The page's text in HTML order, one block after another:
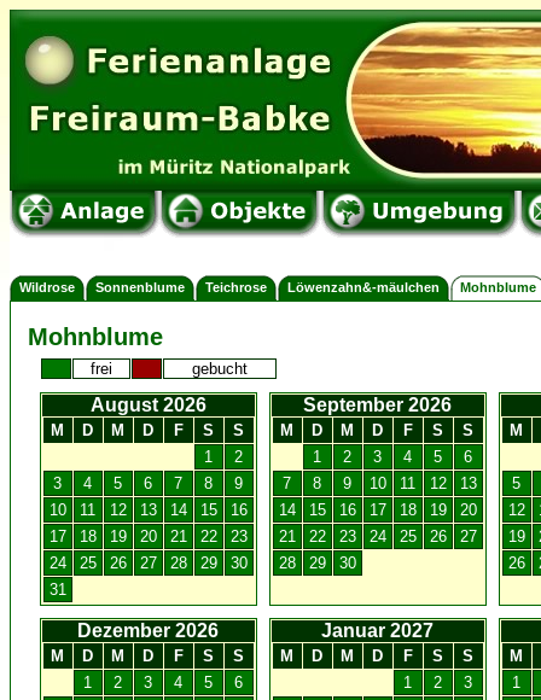
Wildrose Sonnenblume Teichrose Löwenzahn&-mäulchen Mohnblume
Mohnblume
frei gebucht
August 2026
M D M D F S
S
1
2
3
4 5 6 7 8
9
10
11 12 13 14 15
16
17
18 19 20 21 22
23
24
25 26 27 28 29
30
31
September 2026
M D M D F S
S
1
2 3 4 5
6
7
8 9 10 11 12
13
14
15 16 17 18 19
20
21
22 23 24 25 26
27
28
29 30
M
5
12
19
26
Dezember 2026
M D M D F S
S
1
2 3 4 5
6
Januar 2027
M D M D F S
S
1
2
3
M
1